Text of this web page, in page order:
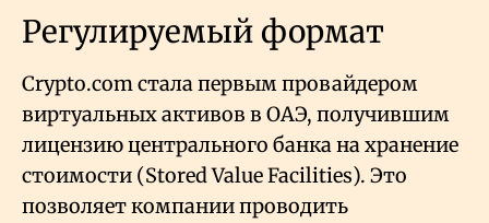
Регулируемый формат
Crypto.com стала первым провайдером
виртуальных активов в ОАЭ, получившим
лицензию центрального банка на хранение
стоимости (Stored Value Facilities). Это
позволяет компании проводить